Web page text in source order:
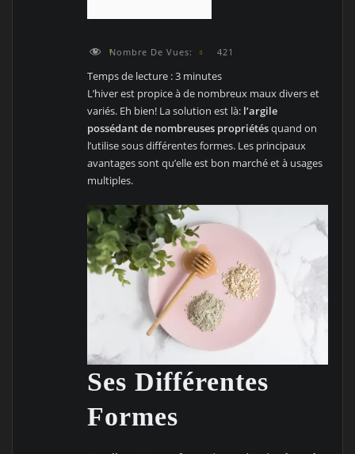
Nombre De Vues: 421
Temps de lecture :3 minutes
L’hiver est propice à de nombreux maux divers et
variés. Eh bien! La solution est là: l’argile
possédant de nombreuses propriétésquand on
l’utilise sous différentes formes. Les principaux
avantages sont qu’elle est bon marché et à usages
multiples.
Ses Différentes
Formes